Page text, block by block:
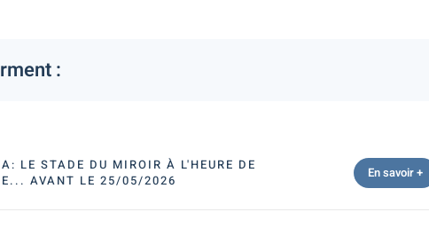
:
LE STADE DU MIROIR À L'HEURE DE
AVANT LE 25/05/2026
En savoir +